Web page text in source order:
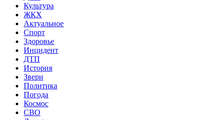
Культура
ЖКХ
Актуальное
Спорт
Здоровье
Инцидент
ДТП
История
Звери
Политика
Погода
Космос
СВО